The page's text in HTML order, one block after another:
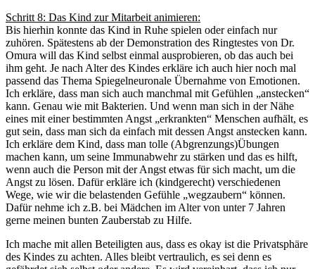
Schritt 8: Das Kind zur Mitarbeit animieren:
Bis hierhin konnte das Kind in Ruhe spielen oder einfach nur
zuhören. Spätestens ab der Demonstration des Ringtestes von Dr.
Omura will das Kind selbst einmal ausprobieren, ob das auch bei
ihm geht. Je nach Alter des Kindes erkläre ich auch hier noch mal
passend das Thema Spiegelneuronale Übernahme von Emotionen.
Ich erkläre, dass man sich auch manchmal mit Gefühlen „anstecken“
kann. Genau wie mit Bakterien. Und wenn man sich in der Nähe
eines mit einer bestimmten Angst „erkrankten“ Menschen aufhält, es
gut sein, dass man sich da einfach mit dessen Angst anstecken kann.
Ich erkläre dem Kind, dass man tolle (Abgrenzungs)Übungen
machen kann, um seine Immunabwehr zu stärken und das es hilft,
wenn auch die Person mit der Angst etwas für sich macht, um die
Angst zu lösen. Dafür erkläre ich (kindgerecht) verschiedenen
Wege, wie wir die belastenden Gefühle „wegzaubern“ können.
Dafür nehme ich z.B. bei Mädchen im Alter von unter 7 Jahren
gerne meinen bunten Zauberstab zu Hilfe.
Ich mache mit allen Beteiligten aus, dass es okay ist die Privatsphäre
des Kindes zu achten. Alles bleibt vertraulich, es sei denn es